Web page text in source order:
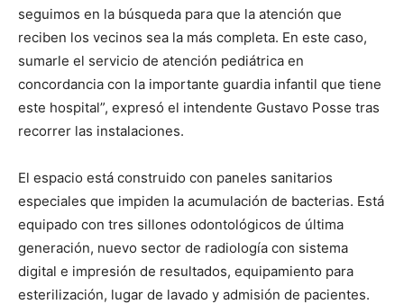
seguimos en la búsqueda para que la atención que
reciben los vecinos sea la más completa. En este caso,
sumarle el servicio de atención pediátrica en
concordancia con la importante guardia infantil que tiene
este hospital”, expresó el intendente Gustavo Posse tras
recorrer las instalaciones.
El espacio está construido con paneles sanitarios
especiales que impiden la acumulación de bacterias. Está
equipado con tres sillones odontológicos de última
generación, nuevo sector de radiología con sistema
digital e impresión de resultados, equipamiento para
esterilización, lugar de lavado y admisión de pacientes.